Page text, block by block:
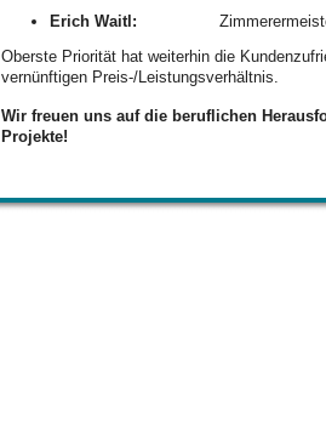
Erich Waitl:
Zimmerermeister,
Oberste Priorität hat weiterhin die
vernünftigen Preis-/Leistungsverhältnis.
Wir freuen uns auf die beruflichen
Projekte!